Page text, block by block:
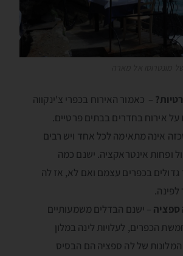
– כאמור האירוח בכפרי צ'ינקווה
אירוח בחדרים בבתים פרטיים.
אינה מתאימה לכל אחד ויש רבים
ופחות אינטראקציה. ישנם כמה
גדולים בכפרים עצמם ואם לא, אז לה
ספציה – ישנם הבדלים משמעותיים
הכפרים, לעלויות לינה במלון
המלונות של לה ספציה הם הבסיס